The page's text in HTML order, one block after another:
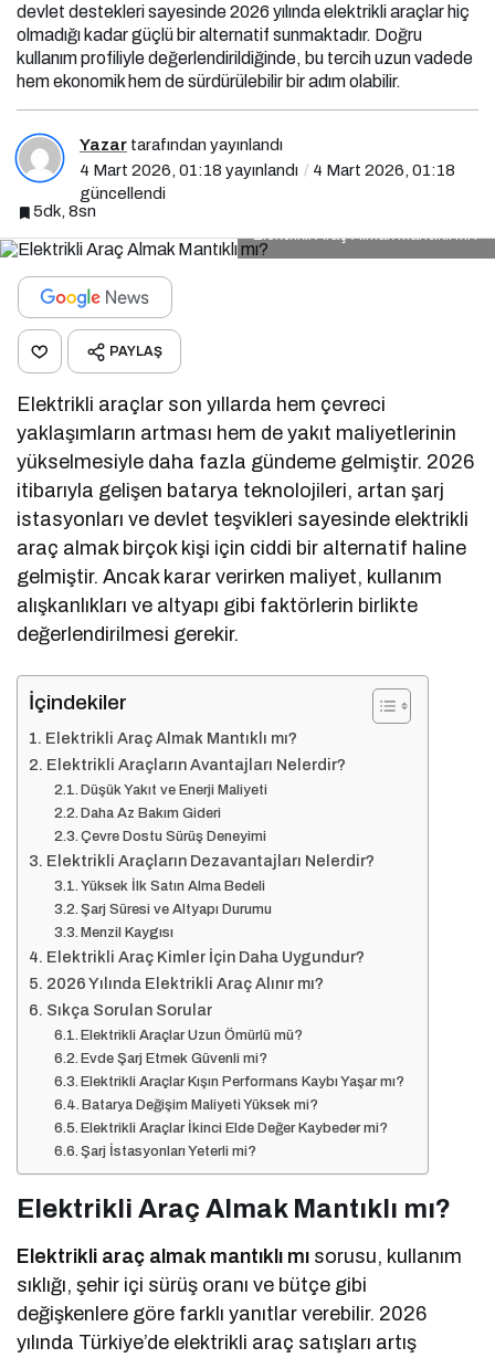
devlet destekleri sayesinde 2026 yılında elektrikli araçlar hiç
olmadığı kadar güçlü bir alternatif sunmaktadır. Doğru
kullanım profiliyle değerlendirildiğinde, bu tercih uzun vadede
hem ekonomik hem de sürdürülebilir bir adım olabilir.
Yazar tarafından yayınlandı
4 Mart 2026, 01:18 yayınlandı
4 Mart 2026, 01:18
güncellendi
5dk, 8sn
Elektrikli Araç Almak Mantıklı mı?
PAYLAŞ
Elektrikli araçlar son yıllarda hem çevreci
yaklaşımların artması hem de yakıt maliyetlerinin
yükselmesiyle daha fazla gündeme gelmiştir. 2026
itibarıyla gelişen batarya teknolojileri, artan şarj
istasyonları ve devlet teşvikleri sayesinde elektrikli
araç almak birçok kişi için ciddi bir alternatif haline
gelmiştir. Ancak karar verirken maliyet, kullanım
alışkanlıkları ve altyapı gibi faktörlerin birlikte
değerlendirilmesi gerekir.
İçindekiler
Elektrikli Araç Almak Mantıklı mı?
Elektrikli Araçların Avantajları Nelerdir?
Düşük Yakıt ve Enerji Maliyeti
Daha Az Bakım Gideri
Çevre Dostu Sürüş Deneyimi
Elektrikli Araçların Dezavantajları Nelerdir?
Yüksek İlk Satın Alma Bedeli
Şarj Süresi ve Altyapı Durumu
Menzil Kaygısı
Elektrikli Araç Kimler İçin Daha Uygundur?
2026 Yılında Elektrikli Araç Alınır mı?
Sıkça Sorulan Sorular
Elektrikli Araçlar Uzun Ömürlü mü?
Evde Şarj Etmek Güvenli mi?
Elektrikli Araçlar Kışın Performans Kaybı Yaşar mı?
Batarya Değişim Maliyeti Yüksek mi?
Elektrikli Araçlar İkinci Elde Değer Kaybeder mi?
Şarj İstasyonları Yeterli mi?
Elektrikli Araç Almak Mantıklı mı?
Elektrikli araç almak mantıklı mı sorusu, kullanım
sıklığı, şehir içi sürüş oranı ve bütçe gibi
değişkenlere göre farklı yanıtlar verebilir. 2026
yılında Türkiye’de elektrikli araç satışları artış